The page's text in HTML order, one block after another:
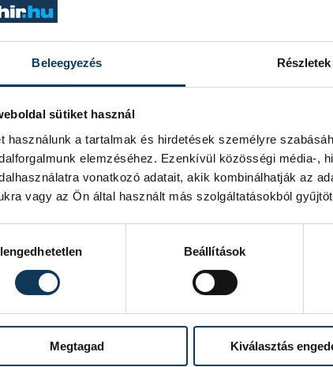
Beleegyezés Részletek
sütiket használ
használunk a tartalmak és hirdetések személyre
elemzéséhez. Ezenkívül közösségi média-,
vonatkozó adatait, akik kombinálhatják az
vagy az Ön által használt más szolgáltatásokból
Beállítások
Megtagad Kiválasztás